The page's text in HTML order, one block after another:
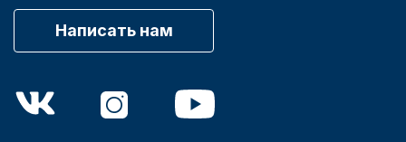
Написать нам